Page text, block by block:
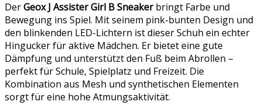
DerGeox J Assister Girl B Sneakerbringt Farbe und
Bewegung ins Spiel. Mit seinem pink-bunten Design und
den blinkenden LED-Lichtern ist dieser Schuh ein echter
Hingucker für aktive Mädchen. Er bietet eine gute
Dämpfung und unterstützt den Fuß beim Abrollen –
perfekt für Schule, Spielplatz und Freizeit. Die
Kombination aus Mesh und synthetischen Elementen
sorgt für eine hohe Atmungsaktivität.